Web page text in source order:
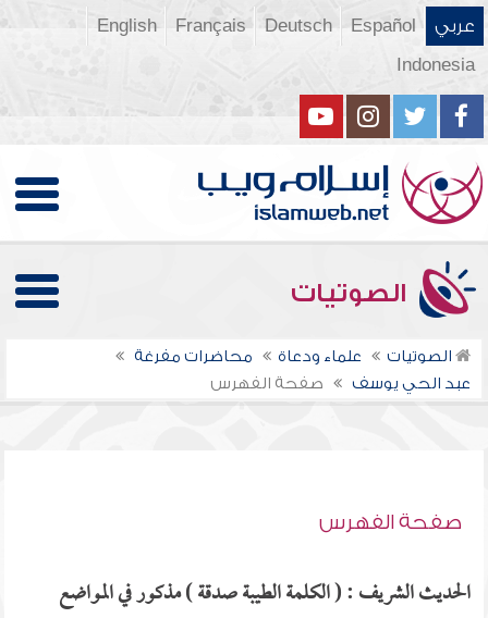
عربي Español
Deutsch
Français
English
Indonesia
الصوتيات
الصوتيات علماء ودعاة
محاضرات مفرغة
عبد الحي يوسف
صفحة الفهرس
صفحة الفهرس
الحديث الشريف : ( الكلمة الطيبة صدقة ) مذكور في المواضع